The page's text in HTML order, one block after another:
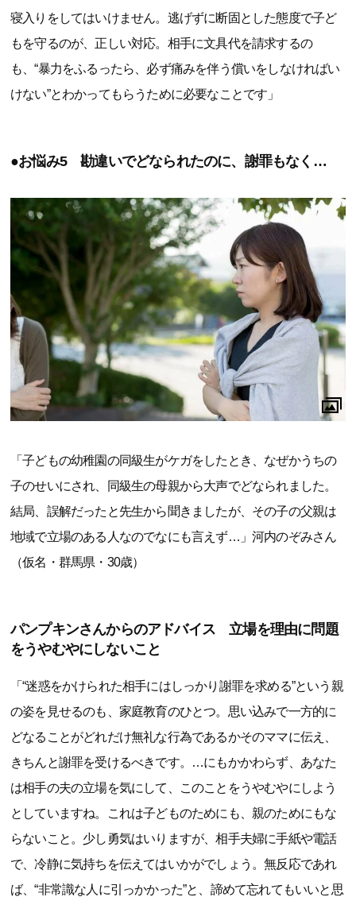
寝入りをしてはいけません。逃げずに断固とした態度で子ど
もを守るのが、正しい対応。相手に文具代を請求するの
も、“暴力をふるったら、必ず痛みを伴う償いをしなければい
けない”とわかってもらうために必要なことです」
●お悩み5 勘違いでどなられたのに、謝罪もなく…
「子どもの幼稚園の同級生がケガをしたとき、なぜかうちの
子のせいにされ、同級生の母親から大声でどなられました。
結局、誤解だったと先生から聞きましたが、その子の父親は
地域で立場のある人なのでなにも言えず…」河内のぞみさん
（仮名・群馬県・30歳）
パンプキンさんからのアドバイス 立場を理由に問題
をうやむやにしないこと
「“迷惑をかけられた相手にはしっかり謝罪を求める”という親
の姿を見せるのも、家庭教育のひとつ。思い込みで一方的に
どなることがどれだけ無礼な行為であるかそのママに伝え、
きちんと謝罪を受けるべきです。…にもかかわらず、あなた
は相手の夫の立場を気にして、このことをうやむやにしよう
としていますね。これは子どものためにも、親のためにもな
らないこと。少し勇気はいりますが、相手夫婦に手紙や電話
で、冷静に気持ちを伝えてはいかがでしょう。無反応であれ
ば、“非常識な人に引っかかった”と、諦めて忘れてもいいと思